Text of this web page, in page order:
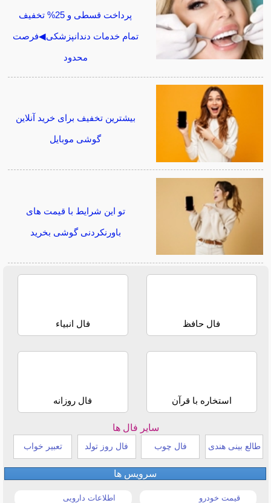
پرداخت قسطی و 25% تخفیف
تمام خدمات دندانپزشکی◀فرصت
محدود
بیشترین تخفیف برای خرید آنلاین
گوشی موبایل
تو این شرایط با قیمت های
باورنکردنی گوشی بخرید
فال حافظ فال انبیاء
استخاره با قرآن فال روزانه
سایر فال ها
طالع بینی هندی فال چوب فال روز تولد تعبیر خواب
سرویس ها
قیمت خودرو اطلاعات دارویی